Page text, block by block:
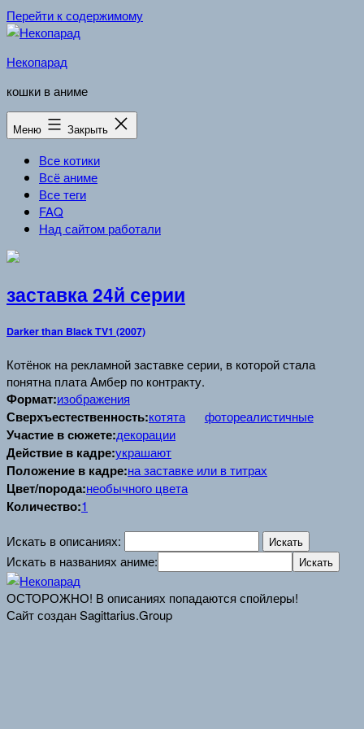
Перейти к содержимому
Некопарад
кошки в аниме
Меню Закрыть
Все котики
Всё аниме
Все теги
FAQ
Над сайтом работали
заставка 24й серии
Darker than Black TV1 (2007)
Котёнок на рекламной заставке серии, в которой стала
понятна плата Амбер по контракту.
Формат:изображения
Сверхъестественность:котята фотореалистичные
Участие в сюжете:декорации
Действие в кадре:украшают
Положение в кадре:на заставке или в титрах
Цвет/порода:необычного цвета
Количество:1
Искать в описаниях:
Искать в названиях аниме:
ОСТОРОЖНО! В описаниях попадаются спойлеры!
Сайт создан Sagittarius.Group